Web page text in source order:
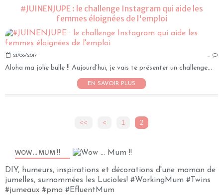
#JUINENJUPE : le challenge Instagram qui aide les
femmes éloignées de l'emploi
21/06/2017 …
Aloha ma jolie bulle !! Aujourd'hui, je vais te présenter un challenge...
EN SAVOIR PLUS
<< < 1 2
WOW ... MUM !!
DIY, humeurs, inspirations et décorations d'une maman de
jumelles, surnommées les Lucioles! #WorkingMum #Twins
#jumeaux #pma #EfluentMum